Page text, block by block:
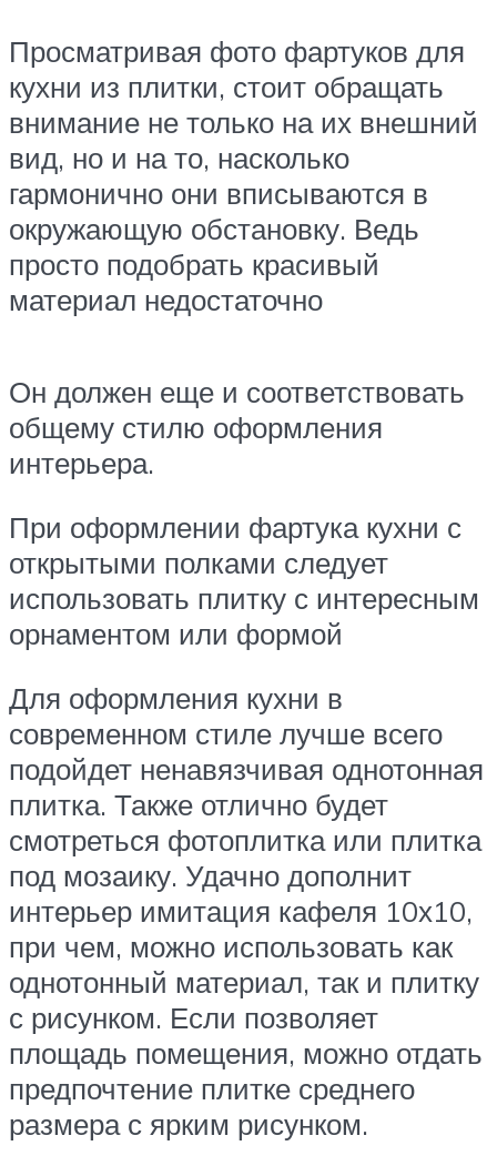
Просматривая фото фартуков для
кухни из плитки, стоит обращать
внимание не только на их внешний
вид, но и на то, насколько
гармонично они вписываются в
окружающую обстановку. Ведь
просто подобрать красивый
материал недостаточно
Он должен еще и соответствовать
общему стилю оформления
интерьера.
При оформлении фартука кухни с
открытыми полками следует
использовать плитку с интересным
орнаментом или формой
Для оформления кухни в
современном стиле лучше всего
подойдет ненавязчивая однотонная
плитка. Также отлично будет
смотреться фотоплитка или плитка
под мозаику. Удачно дополнит
интерьер имитация кафеля 10х10,
при чем, можно использовать как
однотонный материал, так и плитку
с рисунком. Если позволяет
площадь помещения, можно отдать
предпочтение плитке среднего
размера с ярким рисунком.